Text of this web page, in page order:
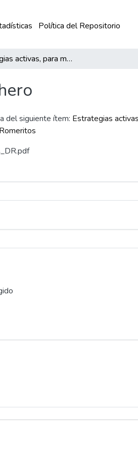
Política del Repositorio
Estrategias activas, para mejorar los niveles de comprensión lectora de los estudiantes del 2° de educación secundaria de la IEMx. Romeritos
del siguiente ítem: Estrategias